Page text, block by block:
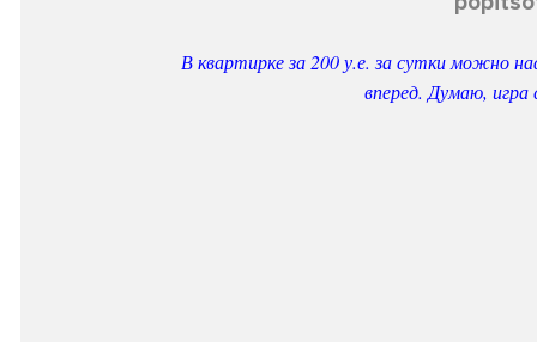
В квартирке за 200 у.е. за сутки можно
вперед. Думаю,